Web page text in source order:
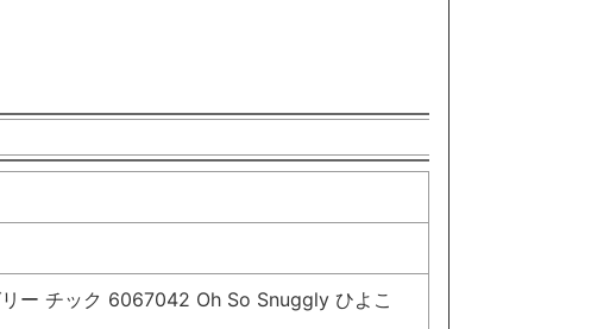
ー チック 6067042 Oh So Snuggly ひよこ